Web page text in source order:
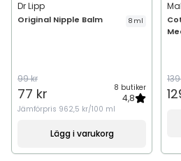
Dr Lipp
Original Nipple Balm 8 ml
99 kr
77 kr 8 butiker
4,8
Jämförpris 962,5 kr/100 ml
Lägg i varukorg